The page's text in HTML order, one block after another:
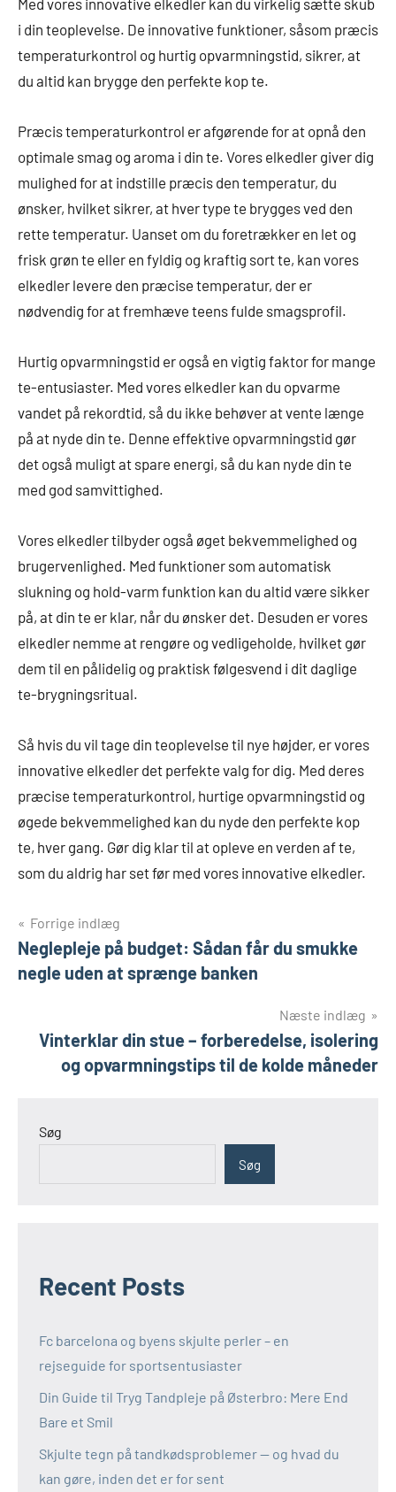
Med vores innovative elkedler kan du virkelig sætte skub
i din teoplevelse. De innovative funktioner, såsom præcis
temperaturkontrol og hurtig opvarmningstid, sikrer, at
du altid kan brygge den perfekte kop te.
Præcis temperaturkontrol er afgørende for at opnå den
optimale smag og aroma i din te. Vores elkedler giver dig
mulighed for at indstille præcis den temperatur, du
ønsker, hvilket sikrer, at hver type te brygges ved den
rette temperatur. Uanset om du foretrækker en let og
frisk grøn te eller en fyldig og kraftig sort te, kan vores
elkedler levere den præcise temperatur, der er
nødvendig for at fremhæve teens fulde smagsprofil.
Hurtig opvarmningstid er også en vigtig faktor for mange
te-entusiaster. Med vores elkedler kan du opvarme
vandet på rekordtid, så du ikke behøver at vente længe
på at nyde din te. Denne effektive opvarmningstid gør
det også muligt at spare energi, så du kan nyde din te
med god samvittighed.
Vores elkedler tilbyder også øget bekvemmelighed og
brugervenlighed. Med funktioner som automatisk
slukning og hold-varm funktion kan du altid være sikker
på, at din te er klar, når du ønsker det. Desuden er vores
elkedler nemme at rengøre og vedligeholde, hvilket gør
dem til en pålidelig og praktisk følgesvend i dit daglige
te-brygningsritual.
Så hvis du vil tage din teoplevelse til nye højder, er vores
innovative elkedler det perfekte valg for dig. Med deres
præcise temperaturkontrol, hurtige opvarmningstid og
øgede bekvemmelighed kan du nyde den perfekte kop
te, hver gang. Gør dig klar til at opleve en verden af te,
som du aldrig har set før med vores innovative elkedler.
Indlægsnavigation
Forrige indlæg
Neglepleje på budget: Sådan får du smukke
negle uden at sprænge banken
Næste indlæg
Vinterklar din stue – forberedelse, isolering
og opvarmningstips til de kolde måneder
Søg
Søg
Recent Posts
Fc barcelona og byens skjulte perler – en
rejseguide for sportsentusiaster
Din Guide til Tryg Tandpleje på Østerbro: Mere End
Bare et Smil
Skjulte tegn på tandkødsproblemer — og hvad du
kan gøre, inden det er for sent